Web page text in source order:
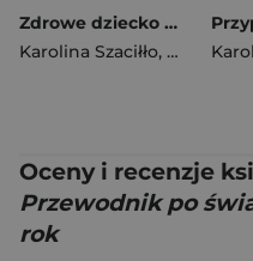
Zdrowe dziecko w zgodzie z naturą 70 przepisów na zdrowe dania, które polubią maluchy
Karolina Szaciłło, Maciej
Oceny i recenzje
Przewodnik po
rok